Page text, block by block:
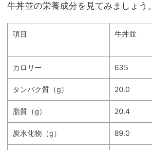
牛丼並の栄養成分を見てみましょう。
項目 牛丼並
カロリー 635
タンパク質（g） 20.0
脂質（g） 20.4
炭水化物（g） 89.0